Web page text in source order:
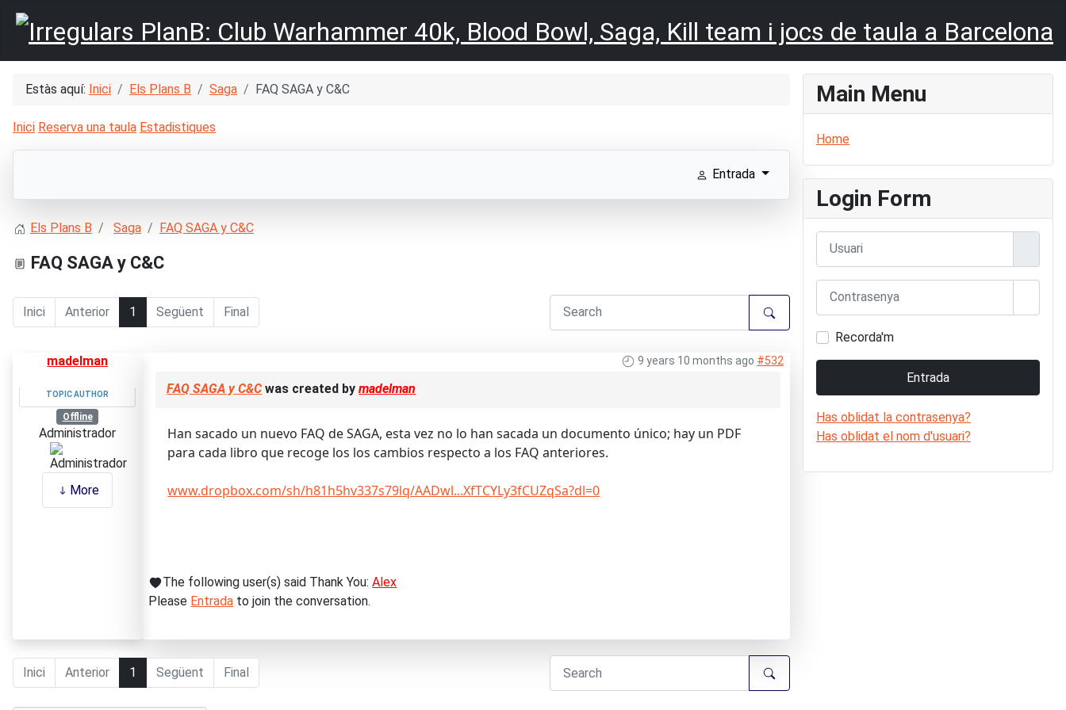
Estàs aquí: Inici Els Plans B Saga FAQ SAGA y C&C
Inici Reserva una taula Estadistiques
Entrada
Els Plans B Saga FAQ SAGA y C&C
FAQ SAGA y C&C
Inici Anterior 1 Següent Final
madelman
TOPIC AUTHOR
Offline
Administrador
More
9 years 10 months ago #532
FAQ SAGA y C&C was created bymadelman
Han sacado un nuevo FAQ de SAGA, esta vez no lo han sacada un documento único; hay un PDF
para cada libro que recoge los los cambios respecto a los FAQ anteriores.
www.dropbox.com/sh/h81h5hv337s79lq/AADwl...XfTCYLy3fCUZqSa?dl=0
The following user(s) said Thank You:Alex
Please Entrada to join the conversation.
Inici Anterior 1 Següent Final
Main Menu
Home
Login Form
Recorda'm
Entrada
Has oblidat la contrasenya?
Has oblidat el nom d'usuari?